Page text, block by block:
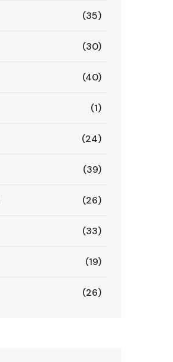
(35)
(30)
(40)
(1)
(24)
(39)
(26)
(33)
(19)
(26)